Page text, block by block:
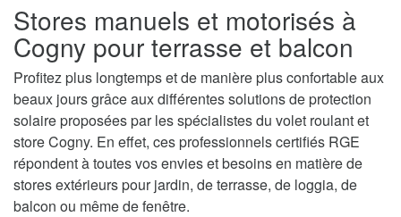
Stores manuels et motorisés à
Cogny pour terrasse et balcon
Profitez plus longtemps et de manière plus confortable aux
beaux jours grâce aux différentes solutions de protection
solaire proposées par les spécialistes du volet roulant et
store Cogny. En effet, ces professionnels certifiés RGE
répondent à toutes vos envies et besoins en matière de
stores extérieurs pour jardin, de terrasse, de loggia, de
balcon ou même de fenêtre.